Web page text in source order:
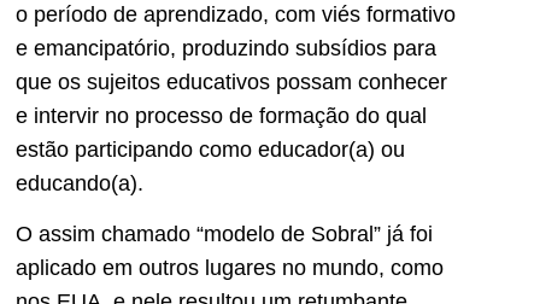
o período de aprendizado, com viés formativo
e emancipatório, produzindo subsídios para
que os sujeitos educativos possam conhecer
e intervir no processo de formação do qual
estão participando como educador(a) ou
educando(a).
O assim chamado “modelo de Sobral” já foi
aplicado em outros lugares no mundo, como